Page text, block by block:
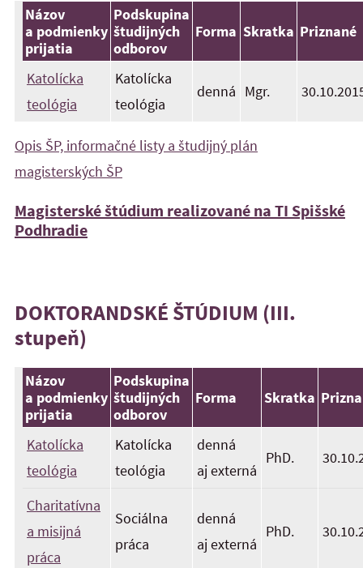
Názov
a podmienky
prijatia
Podskupina
študijných
odborov
Forma Skratka Priznané
Katolícka
teológia
Katolícka
teológia
denná Mgr.
Opis ŠP, informačné listy a študijný plán
magisterských ŠP
Magisterské štúdium realizované na TI Spišské
Podhradie
DOKTORANDSKÉ ŠTÚDIUM (III.
stupeň)
Názov
a podmienky
prijatia
Podskupina
študijných
odborov
Forma Skratka
Katolícka
teológia
Katolícka
teológia
denná
aj externá
PhD.
Charitatívna
a misijná
práca
Sociálna
práca
denná
aj externá
PhD.